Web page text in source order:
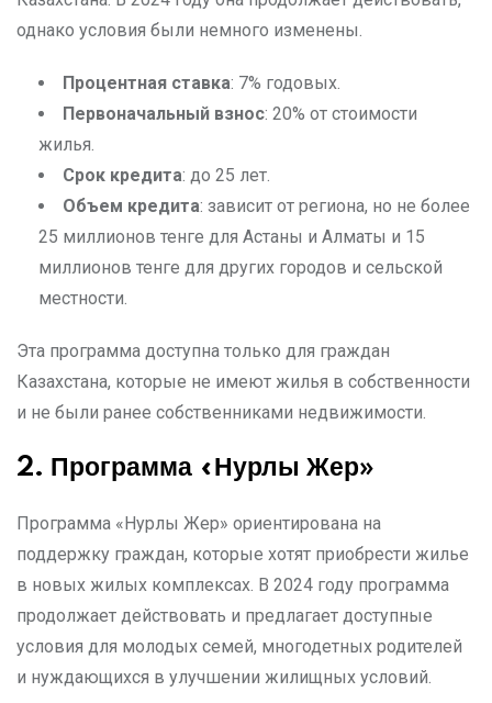
однако условия были немного изменены.
Процентная ставка: 7% годовых.
Первоначальный взнос: 20% от стоимости
жилья.
Срок кредита: до 25 лет.
Объем кредита: зависит от региона, но не более
25 миллионов тенге для Астаны и Алматы и 15
миллионов тенге для других городов и сельской
местности.
Эта программа доступна только для граждан
Казахстана, которые не имеют жилья в собственности
и не были ранее собственниками недвижимости.
2. Программа «Нурлы Жер»
Программа «Нурлы Жер» ориентирована на
поддержку граждан, которые хотят приобрести жилье
в новых жилых комплексах. В 2024 году программа
продолжает действовать и предлагает доступные
условия для молодых семей, многодетных родителей
и нуждающихся в улучшении жилищных условий.